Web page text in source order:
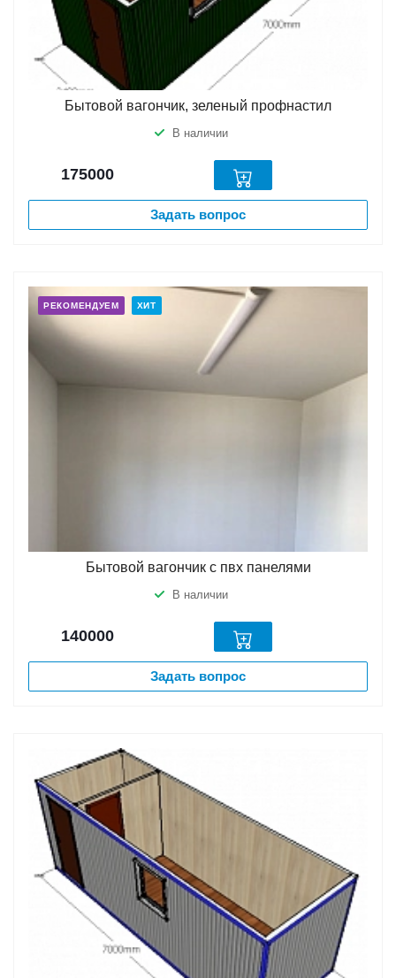
Бытовой вагончик, зеленый профнастил
В наличии
175000
Задать вопрос
РЕКОМЕНДУЕМ ХИТ
Бытовой вагончик с пвх панелями
В наличии
140000
Задать вопрос